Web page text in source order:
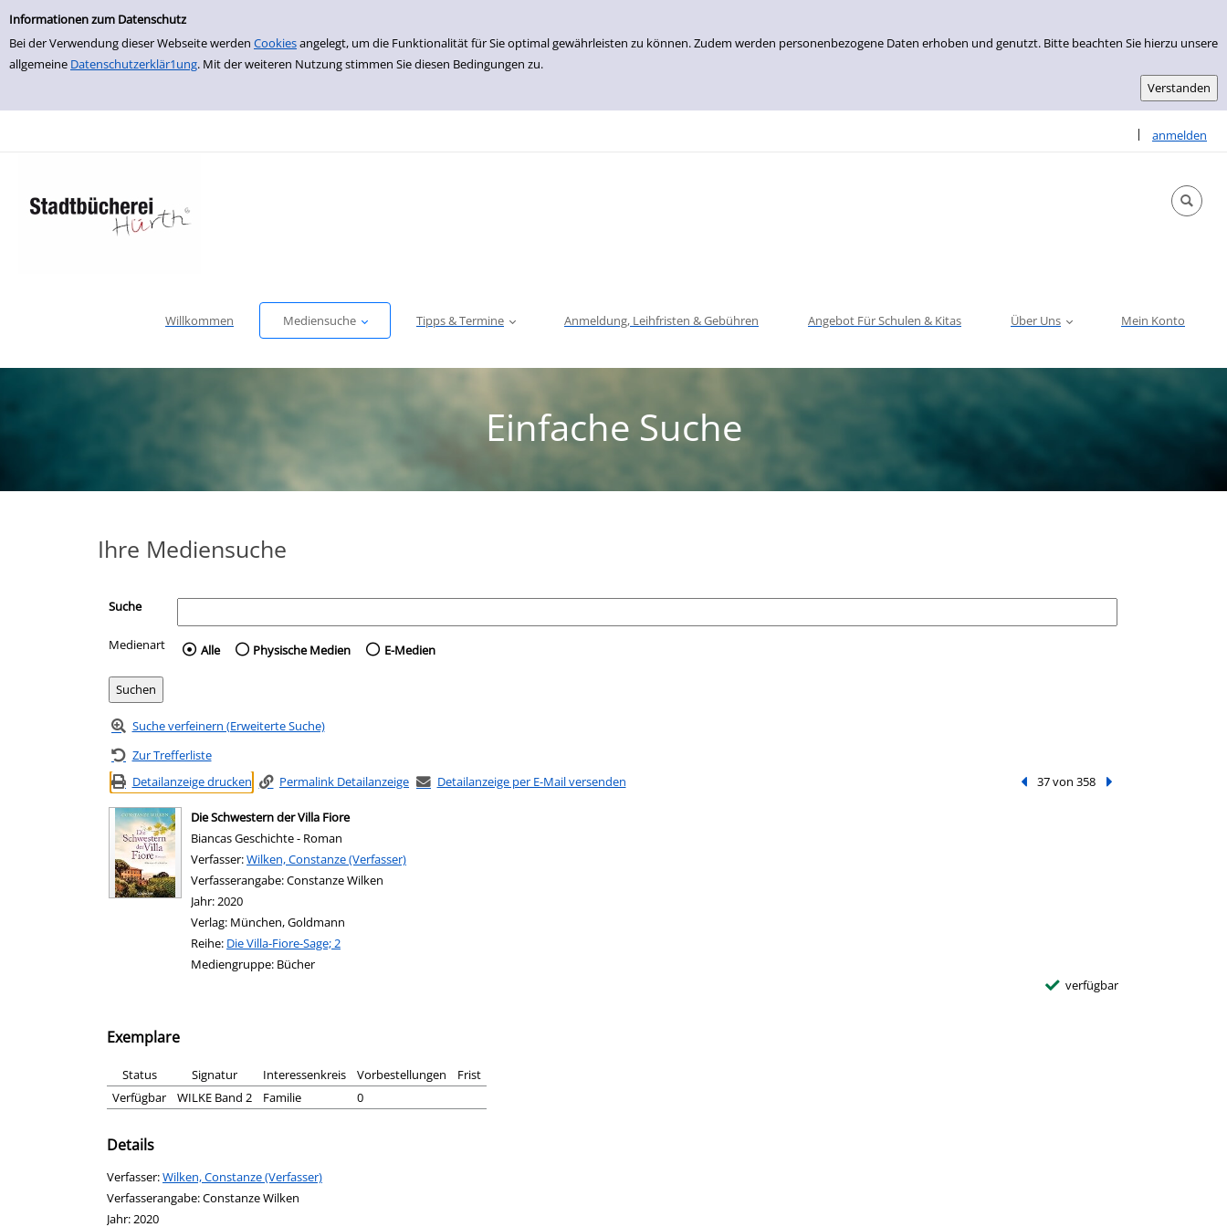
Einfache Suche
Informationen zum Datenschutz
Bei der Verwendung dieser Webseite werden Cookiesangelegt, um die Funktionalität für Sie optimal gewährleisten zu können. Zudem werden personenbezogene Daten erhoben und genutzt. Bitte beachten Sie hierzu unsere
allgemeine Datenschutzerklär1ung. Mit der weiteren Nutzung stimmen Sie diesen Bedingungen zu.
zur Navigation springen
zum Inhalt springen
Zur Detailanzeige springen
| anmelden
Sprache
Willkommen Mediensuche Tipps & Termine Anmeldung, Leihfristen & Gebühren Angebot Für Schulen & Kitas Über Uns Mein Konto
Einfache Suche
Ihre Mediensuche
Suche
Medienart Wählen Sie die Medienart nach der Sie suchen wollen.
Alle Physische Medien E-Medien
Suche verfeinern (Erweiterte Suche)
Zur Trefferliste
Detailanzeige drucken
Permalink Detailanzeige Detailanzeige per E-Mail versenden Vorheriger Treffer
37 von 358 Nächster Treffer
Die Schwestern der Villa Fiore
Biancas Geschichte - Roman
Verfasser:Suche nach diesem Verfasser
Wilken, Constanze (Verfasser)
Verfasserangabe:Constanze Wilken
Jahr:2020
Verlag: München, Goldmann
Reihe: Die Villa-Fiore-Sage; 2
Mediengruppe: Bücher
verfügbar
Exemplare
Status Signatur Interessenkreis Vorbestellungen
Frist
Verfügbar
WILKE Band 2 Familie 0
Details
Verfasser:Suche nach diesem Verfasser
Wilken, Constanze (Verfasser)
Verfasserangabe:Constanze Wilken
Jahr:2020